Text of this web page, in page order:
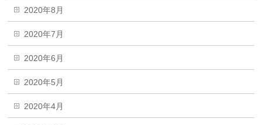
2020年8月
2020年7月
2020年6月
2020年5月
2020年4月